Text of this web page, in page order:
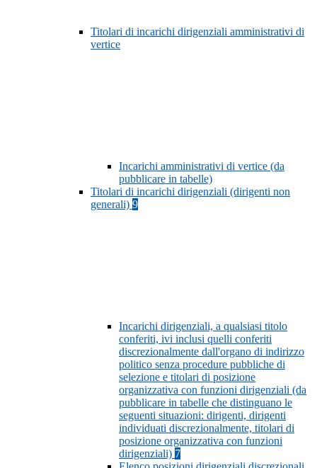
Titolari di incarichi dirigenziali amministrativi di
vertice
Incarichi amministrativi di vertice (da
pubblicare in tabelle)
Titolari di incarichi dirigenziali (dirigenti non
generali) 9
Incarichi dirigenziali, a qualsiasi titolo
conferiti, ivi inclusi quelli conferiti
discrezionalmente dall'organo di indirizzo
politico senza procedure pubbliche di
selezione e titolari di posizione
organizzativa con funzioni dirigenziali (da
pubblicare in tabelle che distinguano le
seguenti situazioni: dirigenti, dirigenti
individuati discrezionalmente, titolari di
posizione organizzativa con funzioni
dirigenziali) 7